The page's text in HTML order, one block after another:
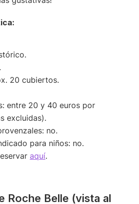
20 cubiertos.
entre 20 y 40 euros por
excluidas).
no.
para niños: no.
aquí.
Roche Belle (vista al